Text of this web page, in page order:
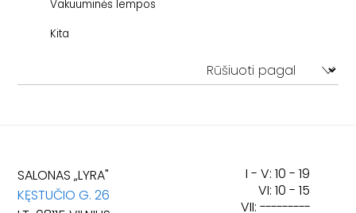
Maitinimo kabeliai
Vakuuminės lempos
Kita
SALONAS „LYRA"
KĘSTUČIO G. 26
I - V: 10 - 19
VI: 10 - 15
VII: ---------